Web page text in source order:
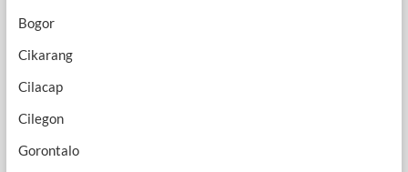
Bogor
Cikarang
Cilacap
Cilegon
Gorontalo